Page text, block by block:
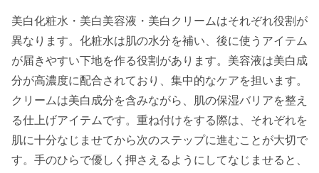
美白化粧水・美白美容液・美白クリームはそれぞれ役割が
異なります。化粧水は肌の水分を補い、後に使うアイテム
が届きやすい下地を作る役割があります。美容液は美白成
分が高濃度に配合されており、集中的なケアを担います。
クリームは美白成分を含みながら、肌の保湿バリアを整え
る仕上げアイテムです。重ね付けをする際は、それぞれを
肌に十分なじませてから次のステップに進むことが大切で
す。手のひらで優しく押さえるようにしてなじませると、